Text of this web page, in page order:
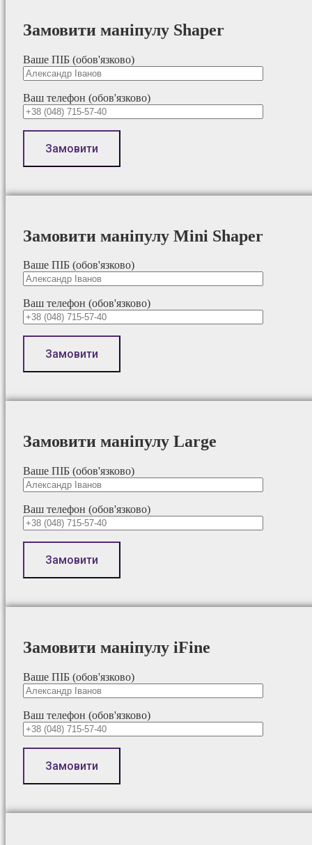
Замовити маніпулу Shaper
Ваше ПІБ (обов'язково)
Ваш телефон (обов'язково)
Замовити маніпулу Mini Shaper
Ваше ПІБ (обов'язково)
Ваш телефон (обов'язково)
Замовити маніпулу Large
Ваше ПІБ (обов'язково)
Ваш телефон (обов'язково)
Замовити маніпулу iFine
Ваше ПІБ (обов'язково)
Ваш телефон (обов'язково)